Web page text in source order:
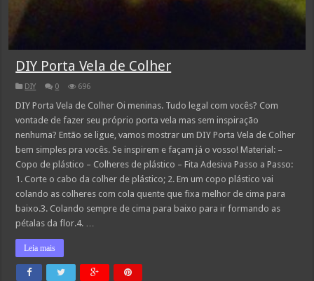
DIY Porta Vela de Colher
DIY 0 696
DIY Porta Vela de Colher Oi meninas. Tudo legal com vocês? Com
vontade de fazer seu próprio porta vela mas sem inspiração
nenhuma? Então se ligue, vamos mostrar um DIY Porta Vela de Colher
bem simples pra vocês. Se inspirem e façam já o vosso! Material: –
Copo de plástico – Colheres de plástico – Fita Adesiva Passo a Passo:
1. Corte o cabo da colher de plástico; 2. Em um copo plástico vai
colando as colheres com cola quente que fixa melhor de cima para
baixo.3. Colando sempre de cima para baixo para ir formando as
pétalas da flor.4. …
Leia mais